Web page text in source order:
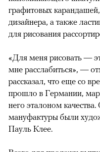
графитовых
дизайнера, а также
для рисования
«Для меня рисовать —
мне расслабиться», —
рассказал, что еще со
прошло в Германии,
него эталоном
мануфактуры были
Пауль Клее.